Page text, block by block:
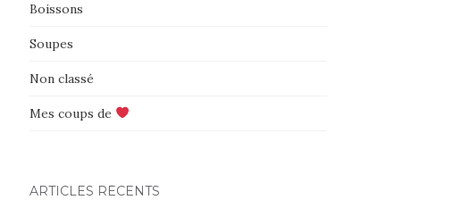
Boissons
Soupes
Non classé
Mes coups de
ARTICLES RÉCENTS